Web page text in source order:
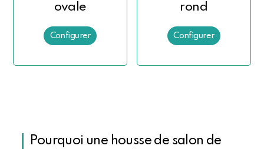
ovale
rond
Pourquoi une housse de salon de